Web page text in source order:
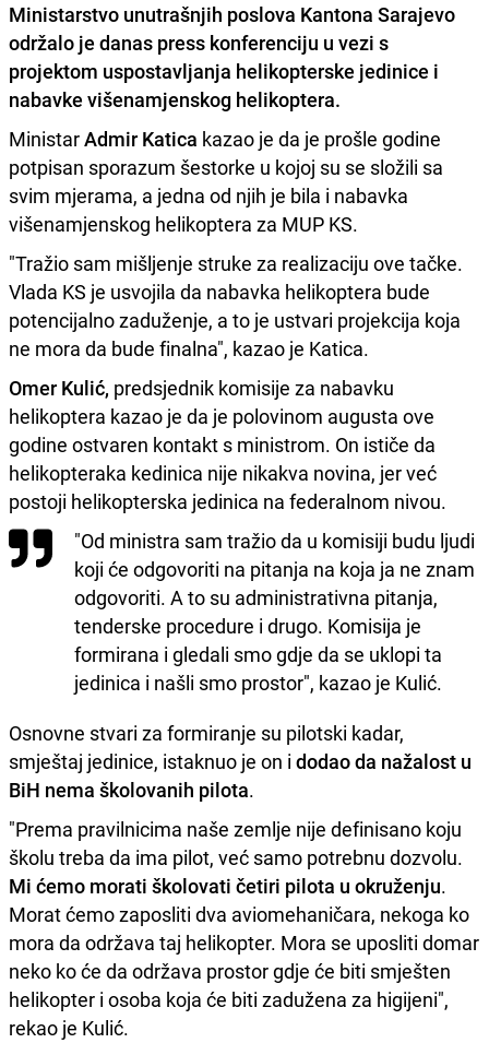
Ministarstvo unutrašnjih poslova Kantona Sarajevo
održalo je danas press konferenciju u vezi s
projektom uspostavljanja helikopterske jedinice i
nabavke višenamjenskog helikoptera.
MinistarAdmir Katica kazao je da je prošle godine
potpisan sporazum šestorke u kojoj su se složili sa
svim mjerama, a jedna od njih je bila i nabavka
višenamjenskog helikoptera za MUP KS.
"Tražio sam mišljenje struke za realizaciju ove tačke.
Vlada KS je usvojila da nabavka helikoptera bude
potencijalno zaduženje, a to je ustvari projekcija koja
ne mora da bude finalna", kazao je Katica.
Omer Kulić, predsjednik komisije za nabavku
helikoptera kazao je da je polovinom augusta ove
godine ostvaren kontakt s ministrom. On ističe da
helikopteraka kedinica nije nikakva novina, jer već
postoji helikopterska jedinica na federalnom nivou.
"Od ministra sam tražio da u komisiji budu ljudi
koji će odgovoriti na pitanja na koja ja ne znam
odgovoriti. A to su administrativna pitanja,
tenderske procedure i drugo. Komisija je
formirana i gledali smo gdje da se uklopi ta
jedinica i našli smo prostor", kazao je Kulić.
Osnovne stvari za formiranje su pilotski kadar,
smještaj jedinice, istaknuo je on i dodao da nažalost u
BiH nema školovanih pilota.
"Prema pravilnicima naše zemlje nije definisano koju
školu treba da ima pilot, već samo potrebnu dozvolu.
Mi ćemo morati školovati četiri pilota u okruženju.
Morat ćemo zaposliti dva aviomehaničara, nekoga ko
mora da održava taj helikopter. Mora se uposliti domar
neko ko će da održava prostor gdje će biti smješten
helikopter i osoba koja će biti zadužena za higijeni",
rekao je Kulić.